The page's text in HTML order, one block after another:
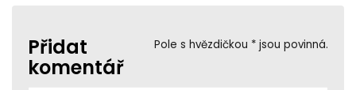
Pole s hvězdičkou * jsou povinná.
Přidat
komentář